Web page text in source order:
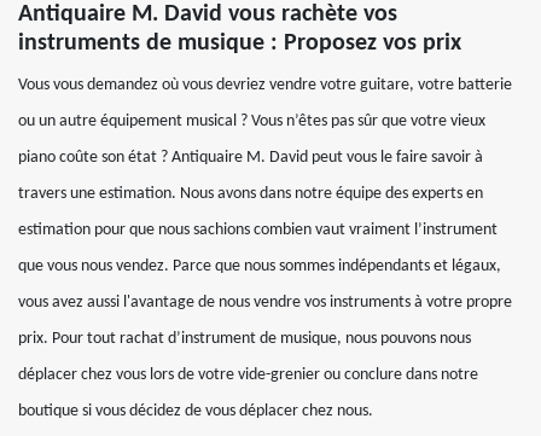
Antiquaire M. David vous rachète vos
instruments de musique : Proposez vos prix
Vous vous demandez où vous devriez vendre votre guitare, votre batterie
ou un autre équipement musical ? Vous n’êtes pas sûr que votre vieux
piano coûte son état ? Antiquaire M. David peut vous le faire savoir à
travers une estimation. Nous avons dans notre équipe des experts en
estimation pour que nous sachions combien vaut vraiment l’instrument
que vous nous vendez. Parce que nous sommes indépendants et légaux,
vous avez aussi l'avantage de nous vendre vos instruments à votre propre
prix. Pour tout rachat d’instrument de musique, nous pouvons nous
déplacer chez vous lors de votre vide-grenier ou conclure dans notre
boutique si vous décidez de vous déplacer chez nous.